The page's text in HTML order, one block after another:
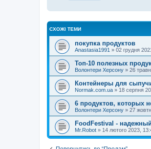
СХОЖІ ТЕМИ
покупка продуктов
Anastasia1991 » 02 грудня
Топ-10 полезных
Волонтери Херсону » 26
Контейнеры для
Normak.com.ua » 18 серпня
6 продуктов, которых
Волонтери Херсону » 27
FoodFestival -
Mr.Robot » 14 лютого 2023,